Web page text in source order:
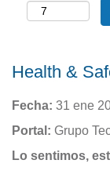
Health &
Fecha: 31 ene
Portal: Grupo
Lo sentimos,